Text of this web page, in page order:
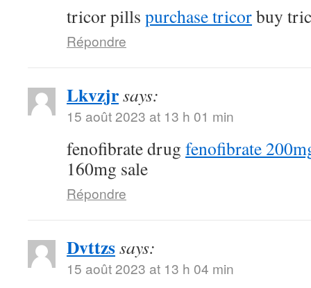
tricor pills purchase tricorbuy
Répondre
Lkvzjrsays:
15 août 2023 at 13 h 01 min
fenofibrate drug fenofibrate
160mg sale
Répondre
Dvttzssays:
15 août 2023 at 13 h 04 min